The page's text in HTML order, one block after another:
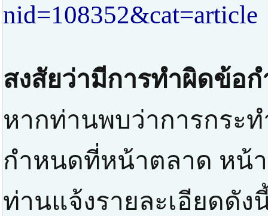
nid=108352&cat=article
สงสัยว่ามีการทำผิดข้อ
หากท่านพบว่าการกระ
กำหนดที่หน้าตลาด หน้
ท่านแจ้งรายละเอียดดัง